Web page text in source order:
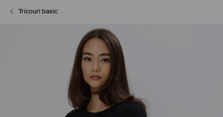
Tricouri basic